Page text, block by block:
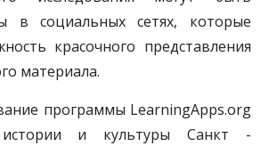
в социальных сетях, которые
красочного представления
материала.
программы LearningApps.org
и культуры Санкт -